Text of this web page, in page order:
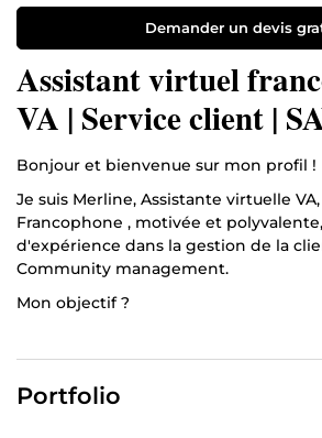
Demander un devis
Assistant virtuel
VA |
Bonjour et bienvenue sur mon profil !
Je suis Merline, Assistante virtuelle
Francophone , motivée et
d'expérience dans la gestion de la
Community management.
Mon objectif ?
la satisfaction de vos clients, tout en
vous concentrer sur le cœur de votre
Portfolio